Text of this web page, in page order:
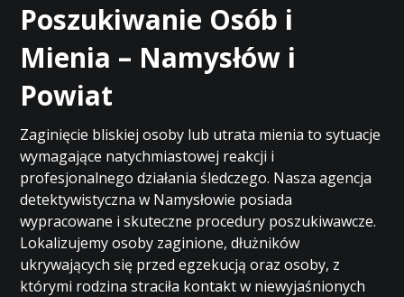
Poszukiwanie Osób i
Mienia – Namysłów i
Powiat
Zaginięcie bliskiej osoby lub utrata mienia to sytuacje
wymagające natychmiastowej reakcji i
profesjonalnego działania śledczego. Nasza agencja
detektywistyczna w Namysłowie posiada
wypracowane i skuteczne procedury poszukiwawcze.
Lokalizujemy osoby zaginione, dłużników
ukrywających się przed egzekucją oraz osoby, z
którymi rodzina straciła kontakt w niewyjaśnionych